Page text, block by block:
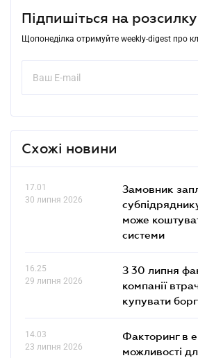
Підпишіться на розсилку
Щопонеділка отримуйте weekly-digest про
Схожі новини
17.01
30 липня 2026
Замовник
може
системи
16.25
29 липня 2026
З 30 липня
компанії
купувати
14.03
23 липня 2026
Факторинг в
можливості